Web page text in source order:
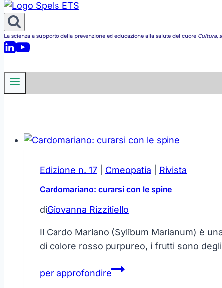
La scienza a supporto della prevenzione ed educazione alla salute del cuore Cultura,
Edizione n. 17 Omeopatia Rivista
Cardomariano: curarsi con le spine
diGiovanna Rizzitiello
Il Cardo Mariano (Sylibum Marianum) è
di colore rosso purpureo, i frutti sono
per approfondireCardomariano: